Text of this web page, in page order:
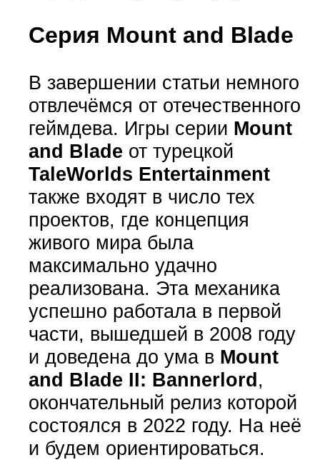
Серия Mount and Blade
В завершении статьи немного
отвлечёмся от отечественного
геймдева. Игры серии Mount
and Blade от турецкой
TaleWorlds Entertainment
также входят в число тех
проектов, где концепция
живого мира была
максимально удачно
реализована. Эта механика
успешно работала в первой
части, вышедшей в 2008 году
и доведена до ума в Mount
and Blade II: Bannerlord,
окончательный релиз которой
состоялся в 2022 году. На неё
и будем ориентироваться.